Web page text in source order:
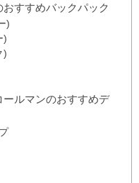
すすめバックパック
)
)
)
ルマンのおすすめデ